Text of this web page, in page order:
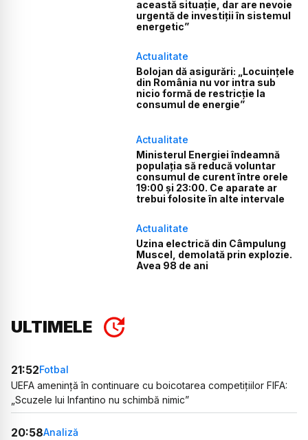
această situație, dar are nevoie
urgentă de investiții în sistemul
energetic”
Actualitate
Bolojan dă asigurări: „Locuințele
din România nu vor intra sub
nicio formă de restricție la
consumul de energie”
Actualitate
Ministerul Energiei îndeamnă
populația să reducă voluntar
consumul de curent între orele
19:00 și 23:00. Ce aparate ar
trebui folosite în alte intervale
Actualitate
Uzina electrică din Câmpulung
Muscel, demolată prin explozie.
Avea 98 de ani
ULTIMELE
21:52Fotbal
UEFA amenință în continuare cu boicotarea competițiilor FIFA:
„Scuzele lui Infantino nu schimbă nimic”
20:58Analiză